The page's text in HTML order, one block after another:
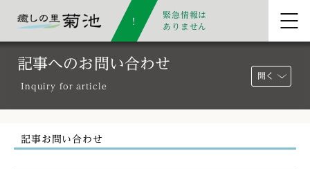
緊急情報は
ありません
記事へのお問い合わせ
Inquiry for article
開く
記事お問い合わせ